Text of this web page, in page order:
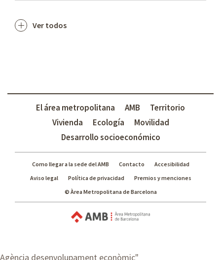
Ver todos
El área metropolitana AMB
Territorio
Vivienda
Ecología
Movilidad
Desarrollo socioeconómico
Como llegar a la sede del AMB Contacto
Accesibilidad
Aviso legal
Política de privacidad
Premios y menciones
© Àrea Metropolitana de Barcelona
Agència desenvolupament econòmic"